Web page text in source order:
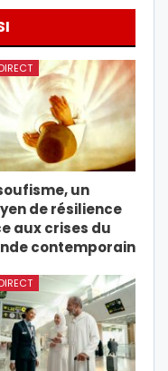
un
de résilience
aux crises du
contemporain